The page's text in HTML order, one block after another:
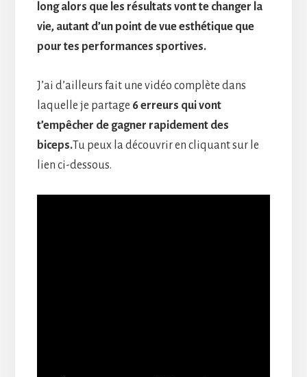
long alors que les résultats vont te changer la
vie, autant d’un point de vue esthétique que
pour tes performances sportives.
J’ai d’ailleurs fait une vidéo complète dans
laquelle je partage 6 erreurs qui vont
t’empêcher de gagner rapidement des
biceps.Tu peux la découvrir en cliquant sur le
lien ci-dessous.